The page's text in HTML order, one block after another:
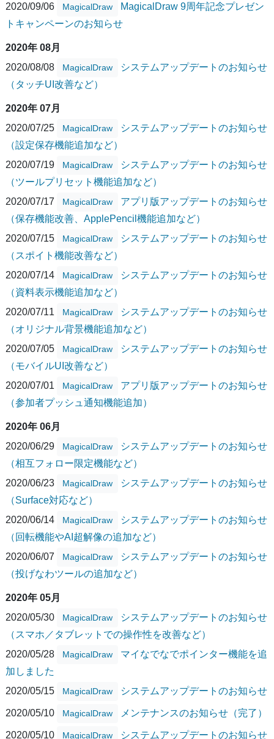
2020/09/06
MagicalDraw
MagicalDraw 9周年記念プレゼン
トキャンペーンのお知らせ
2020年 08月
2020/08/08
MagicalDraw
システムアップデートのお知らせ
（タッチUI改善など）
2020年 07月
2020/07/25
MagicalDraw
システムアップデートのお知らせ
（設定保存機能追加など）
2020/07/19
MagicalDraw
システムアップデートのお知らせ
（ツールプリセット機能追加など）
2020/07/17
MagicalDraw
アプリ版アップデートのお知らせ
（保存機能改善、ApplePencil機能追加など）
2020/07/15
MagicalDraw
システムアップデートのお知らせ
（スポイト機能改善など）
2020/07/14
MagicalDraw
システムアップデートのお知らせ
（資料表示機能追加など）
2020/07/11
MagicalDraw
システムアップデートのお知らせ
（オリジナル背景機能追加など）
2020/07/05
MagicalDraw
システムアップデートのお知らせ
（モバイルUI改善など）
2020/07/01
MagicalDraw
アプリ版アップデートのお知らせ
（参加者プッシュ通知機能追加）
2020年 06月
2020/06/29
MagicalDraw
システムアップデートのお知らせ
（相互フォロー限定機能など）
2020/06/23
MagicalDraw
システムアップデートのお知らせ
（Surface対応など）
2020/06/14
MagicalDraw
システムアップデートのお知らせ
（回転機能やAI超解像の追加など）
2020/06/07
MagicalDraw
システムアップデートのお知らせ
（投げなわツールの追加など）
2020年 05月
2020/05/30
MagicalDraw
システムアップデートのお知らせ
（スマホ／タブレットでの操作性を改善など）
2020/05/28
MagicalDraw
マイなでなでポインター機能を追
加しました
2020/05/15
MagicalDraw システムアップデートのお知らせ
2020/05/10 MagicalDraw メンテナンスのお知らせ（完了）
2020/05/10 MagicalDraw システムアップデートのお知らせ